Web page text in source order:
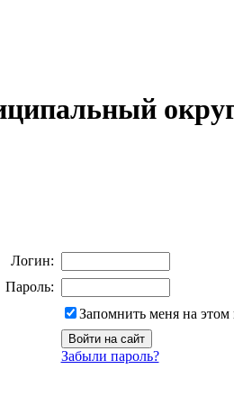
Логин:
Пароль:
Запомнить меня на этом
Забыли пароль?